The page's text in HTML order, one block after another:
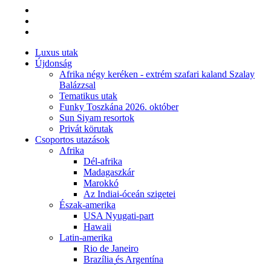
Luxus utak
Újdonság
Afrika négy keréken - extrém szafari kaland Szalay
Balázzsal
Tematikus utak
Funky Toszkána 2026. október
Sun Siyam resortok
Privát körutak
Csoportos utazások
Afrika
Dél-afrika
Madagaszkár
Marokkó
Az Indiai-óceán szigetei
Észak-amerika
USA Nyugati-part
Hawaii
Latin-amerika
Rio de Janeiro
Brazília és Argentína